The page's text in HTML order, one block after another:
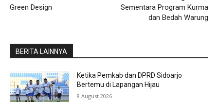
Green Design
Sementara Program Kurma
dan Bedah Warung
BERITA LAINNYA
Ketika Pemkab dan DPRD Sidoarjo
Bertemu di Lapangan Hijau
8 August 2026